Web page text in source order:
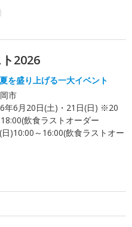
2026
を盛り上げる一大イベント
市
年6月20日(土)・21日(日) ※20
飲食ラストオーダー
)10:00～16:00(飲食ラストオー